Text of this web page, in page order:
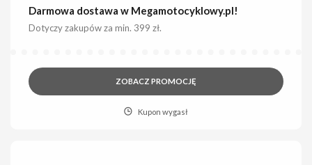
Darmowa dostawa w Megamotocyklowy.pl!
Dotyczy zakupów za min. 399 zł.
ZOBACZ PROMOCJĘ
Kupon wygasł